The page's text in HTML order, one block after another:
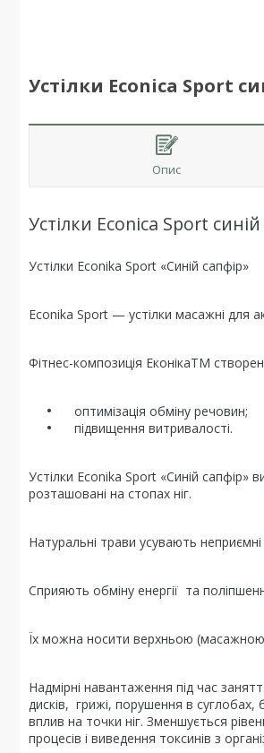
Устілки Econica Sport
Опис
Устілки Econica Sport
Устілки Econika Sport «Синій сапфір»
Econika Sport — устілки масажні для
Фітнес-композиція ЕконікаTM
оптимізація обміну речовин;
підвищення витривалості.
Устілки Econika Sport «Синій сапфір»
розташовані на стопах ніг.
Натуральні трави усувають
Сприяють обміну енергії та
Їх можна носити верхньою
Надмірні навантаження під час
дисків, грижі, порушення в суглобах,
вплив на точки ніг. Зменшується
процесів і виведення токсинів з